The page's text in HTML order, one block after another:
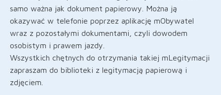
samo ważna jak dokument papierowy. Można ją
okazywać w telefonie poprzez aplikację mObywatel
wraz z pozostałymi dokumentami, czyli dowodem
osobistym i prawem jazdy.
Wszystkich chętnych do otrzymania takiej mLegitymacji
zapraszam do biblioteki z legitymacją papierową i
zdjęciem.